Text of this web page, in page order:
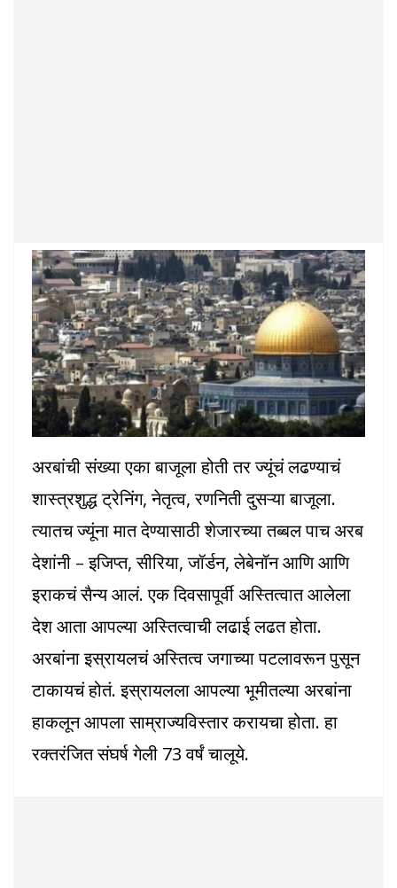
अरबांची संख्या एका बाजूला होती तर ज्यूंचं लढण्याचं
शास्त्रशुद्ध ट्रेनिंग, नेतृत्व, रणनिती दुसऱ्या बाजूला.
त्यातच ज्यूंना मात देण्यासाठी शेजारच्या तब्बल पाच अरब
देशांनी – इजिप्त, सीरिया, जॉर्डन, लेबेनॉन आणि आणि
इराकचं सैन्य आलं. एक दिवसापूर्वी अस्तित्वात आलेला
देश आता आपल्या अस्तित्वाची लढाई लढत होता.
अरबांना इस्रायलचं अस्तित्व जगाच्या पटलावरून पुसून
टाकायचं होतं. इस्रायलला आपल्या भूमीतल्या अरबांना
हाकलून आपला साम्राज्यविस्तार करायचा होता. हा
रक्तरंजित संघर्ष गेली 73 वर्षं चालूये.